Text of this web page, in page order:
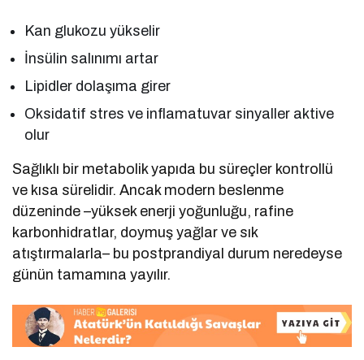
Kan glukozu yükselir
İnsülin salınımı artar
Lipidler dolaşıma girer
Oksidatif stres ve inflamatuvar sinyaller aktive
olur
Sağlıklı bir metabolik yapıda bu süreçler kontrollü
ve kısa sürelidir. Ancak modern beslenme
düzeninde –yüksek enerji yoğunluğu, rafine
karbonhidratlar, doymuş yağlar ve sık
atıştırmalarla– bu postprandiyal durum neredeyse
günün tamamına yayılır.